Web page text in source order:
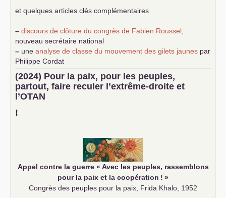
et quelques articles clés complémentaires
– discours de clôture du congrès de Fabien Roussel
nouveau secrétaire national
– une analyse de classe du mouvement des gilets jaunes par
Philippe Cordat
–
un texte de Jean-Claude Delaunay
le marxisme est la
science sociale de notre temps
–un appel proposé aux partis communistes et ouvrier
d’Europe
–
(2024) Pour la paix, pour les peuples,
partout, faire reculer l’extrême-droite et
l’OTAN
!
Appel contre la guerre « Avec les peuples, rassemblons
pour la paix et la coopération ! »
Congrès des peuples pour la paix, Frida Khalo, 1952